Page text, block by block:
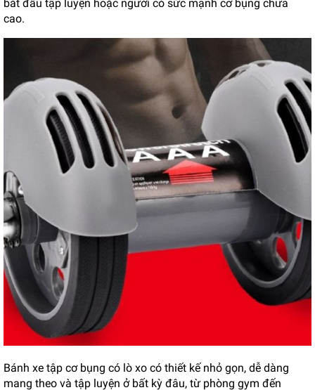
bắt đầu tập luyện hoặc người có sức mạnh cơ bụng chưa
cao.
Bánh xe tập cơ bụng có lò xo có thiết kế nhỏ gọn, dễ dàng
mang theo và tập luyện ở bất kỳ đâu, từ phòng gym đến